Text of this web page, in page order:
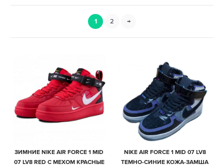
1 2 →
ЗИМНИЕ NIKE AIR FORCE 1 MID
07 LV8 RED С МЕХОМ КРАСНЫЕ
NIKE AIR FORCE 1 MID 07 LV8
ТЕМНО-СИНИЕ КОЖА-ЗАМША